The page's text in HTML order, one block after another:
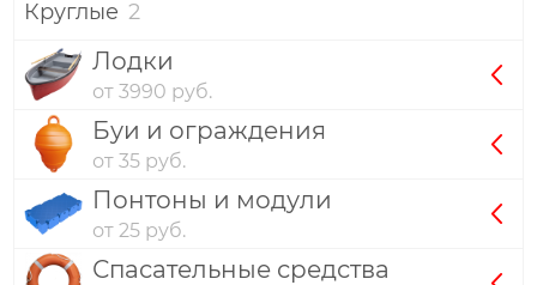
Круглые 2
Лодки
от 3990 руб.
Буи и ограждения
от 35 руб.
Понтоны и модули
от 25 руб.
Спасательные средства